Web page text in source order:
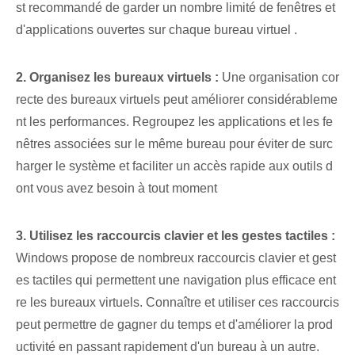
st recommandé de garder un nombre limité de fenêtres et⁢
d'applications ouvertes sur chaque bureau ⁤virtuel ⁤.
2. Organisez les bureaux virtuels : Une organisation cor
recte des bureaux virtuels peut améliorer considérableme
nt les performances. Regroupez les applications et les fe
nêtres associées sur le même bureau pour éviter de surc
harger le système et faciliter un accès rapide aux outils d
ont vous avez besoin à tout moment
3. Utilisez les raccourcis clavier et les gestes tactiles :
Windows propose de nombreux raccourcis clavier et gest
es tactiles qui permettent une navigation plus efficace ent
re les bureaux virtuels. Connaître et utiliser ces raccourcis
peut permettre de gagner du temps et d'améliorer la prod
uctivité en passant rapidement d'un bureau à un autre.